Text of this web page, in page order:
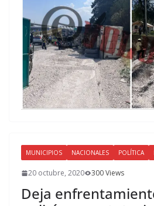
MUNICIPIOS NACIONALES POLÍTICA
20 octubre, 2020 300 Views
Deja